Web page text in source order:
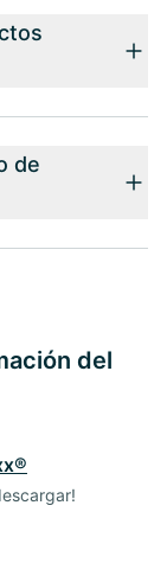
de
del